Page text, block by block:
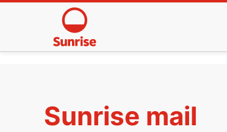
Sunrise mail